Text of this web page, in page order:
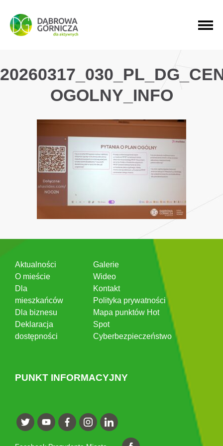
PRZEJDŹ DO MENU GŁÓWNEGO
PRZEJDŹ DO WYSZUKIWARKI
PRZEJDŹ DO TREŚCI
OGOLNY_INFO
Aktualności
O mieście
Dla
mieszkańców
Dla biznesu
Deklaracja
dostępności
Galerie
Wideo
Kontakt
Polityka prywatności
Mapa punktów Hot
Spot
Cyberbezpieczeństwo
PUNKT INFORMACYJNY